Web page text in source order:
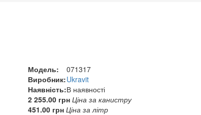
Модель:
071317
Виробник:Ukravit
Наявність:В наявності
2 255.00 грн Ціна за канистру
451.00 грн Ціна за літр